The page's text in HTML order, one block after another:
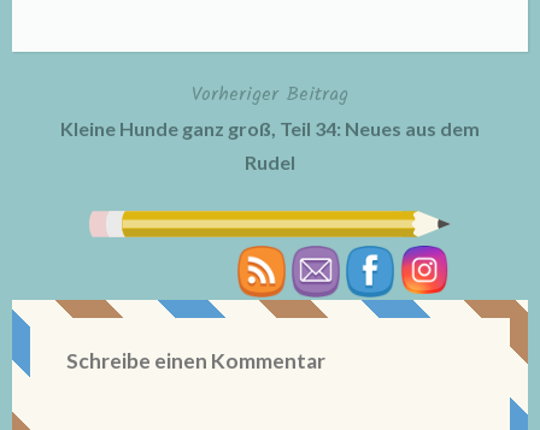
BeitragsnavigationVorheriger Beitrag
Kleine Hunde ganz groß, Teil 34: Neues aus dem
Rudel
Schreibe einen Kommentar